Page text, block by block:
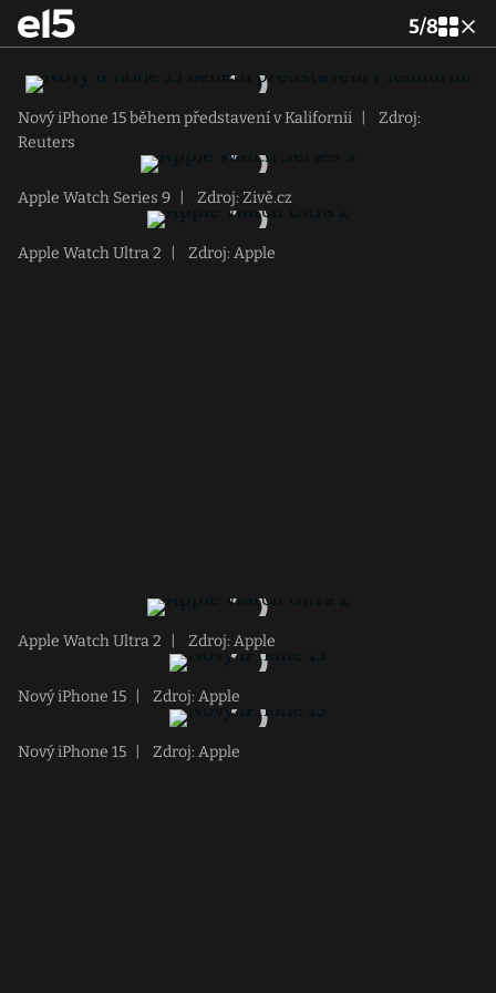
5/8
Nový iPhone 15 během představení v Kalifornii
Zdroj:
Reuters
Apple Watch Series 9 Zdroj: Zivě.cz
Apple Watch Ultra 2 Zdroj: Apple
Apple Watch Ultra 2 Zdroj: Apple
Nový iPhone 15 Zdroj: Apple
Nový iPhone 15 Zdroj: Apple